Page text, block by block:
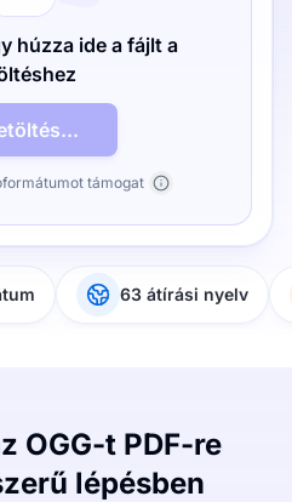
húzza ide a fájlt a
támogat
63 átírási nyelv
OGG-t PDF-re
lépésben